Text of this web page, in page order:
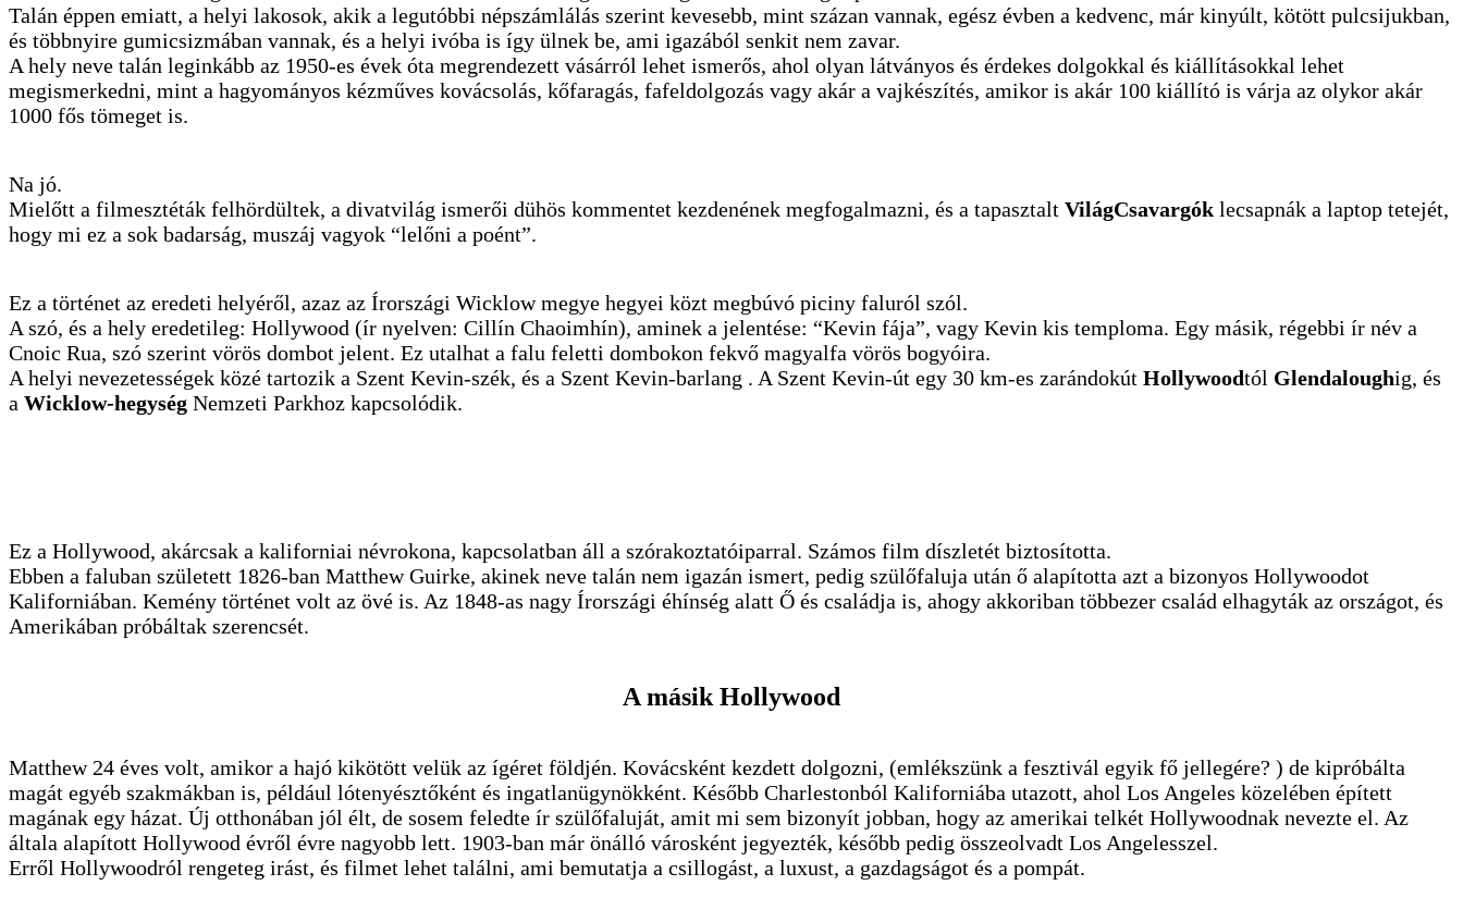
Talán éppen emiatt, a helyi lakosok, akik a legutóbbi népszámlálás szerint kevesebb, mint százan vannak, egész évben a kedvenc, már kinyúlt, kötött pulcsijukban,
és többnyire gumicsizmában vannak, és a helyi ivóba is így ülnek be, ami igazából senkit nem zavar.
A hely neve talán leginkább az 1950-es évek óta megrendezett vásárról lehet ismerős, ahol olyan látványos és érdekes dolgokkal és kiállításokkal lehet
megismerkedni, mint a hagyományos kézműves kovácsolás, kőfaragás, fafeldolgozás vagy akár a vajkészítés, amikor is akár 100 kiállító is várja az olykor akár
1000 fős tömeget is.
Na jó.
Mielőtt a filmesztéták felhördültek, a divatvilág ismerői dühös kommentet kezdenének megfogalmazni, és a tapasztalt VilágCsavargók lecsapnák a laptop tetejét,
hogy mi ez a sok badarság, muszáj vagyok “lelőni a poént”.
Ez a történet az eredeti helyéről, azaz az Írországi Wicklow megye hegyei közt megbúvó piciny faluról szól.
A szó, és a hely eredetileg: Hollywood (ír nyelven: Cillín Chaoimhín), aminek a jelentése: “Kevin fája”, vagy Kevin kis temploma. Egy másik, régebbi ír név a
Cnoic Rua, szó szerint vörös dombot jelent. Ez utalhat a falu feletti dombokon fekvő magyalfa vörös bogyóira.
A helyi nevezetességek közé tartozik a Szent Kevin-szék, és a Szent Kevin-barlang . A Szent Kevin-út egy 30 km-es zarándokút Hollywoodtól Glendaloughig, és
a Wicklow-hegység Nemzeti Parkhoz kapcsolódik.
Ez a Hollywood, akárcsak a kaliforniai névrokona, kapcsolatban áll a szórakoztatóiparral. Számos film díszletét biztosította.
Ebben a faluban született 1826-ban Matthew Guirke, akinek neve talán nem igazán ismert, pedig szülőfaluja után ő alapította azt a bizonyos Hollywoodot
Kaliforniában. Kemény történet volt az övé is. Az 1848-as nagy Írországi éhínség alatt Ő és családja is, ahogy akkoriban többezer család elhagyták az országot, és
Amerikában próbáltak szerencsét.
A másik Hollywood
Matthew 24 éves volt, amikor a hajó kikötött velük az ígéret földjén. Kovácsként kezdett dolgozni, (emlékszünk a fesztivál egyik fő jellegére? ) de kipróbálta
magát egyéb szakmákban is, például lótenyésztőként és ingatlanügynökként. Később Charlestonból Kaliforniába utazott, ahol Los Angeles közelében épített
magának egy házat. Új otthonában jól élt, de sosem feledte ír szülőfaluját, amit mi sem bizonyít jobban, hogy az amerikai telkét Hollywoodnak nevezte el. Az
általa alapított Hollywood évről évre nagyobb lett. 1903-ban már önálló városként jegyezték, később pedig összeolvadt Los Angelesszel.
Erről Hollywoodról rengeteg irást, és filmet lehet találni, ami bemutatja a csillogást, a luxust, a gazdagságot és a pompát.